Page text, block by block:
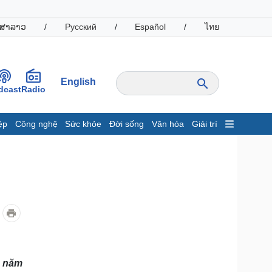
າລາວ / Русский / Español / ไทย
Radio
English
Công nghệ Sức khỏe Đời sống Văn hóa Giải trí
tin doanh nghiệp